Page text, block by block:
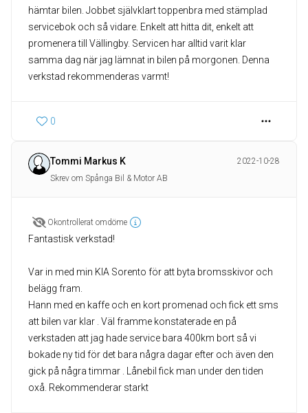
hämtar bilen. Jobbet självklart toppenbra med stämplad
servicebok och så vidare. Enkelt att hitta dit, enkelt att
promenera till Vällingby. Servicen har alltid varit klar
samma dag när jag lämnat in bilen på morgonen. Denna
verkstad rekommenderas varmt!
0
Tommi Markus K
2022-10-28
Skrev om Spånga Bil & Motor AB
Okontrollerat omdöme
Fantastisk verkstad!
Var in med min KIA Sorento för att byta bromsskivor och
belägg fram.
Hann med en kaffe och en kort promenad och fick ett sms
att bilen var klar . Väl framme konstaterade en på
verkstaden att jag hade service bara 400km bort så vi
bokade ny tid för det bara några dagar efter och även den
gick på några timmar . Lånebil fick man under den tiden
oxå. Rekommenderar starkt